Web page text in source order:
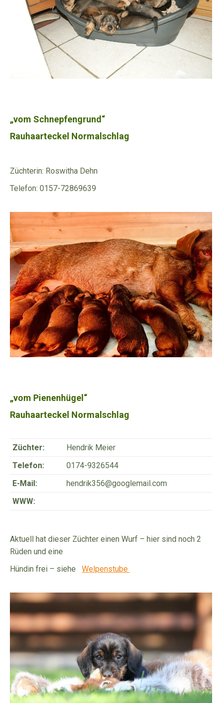
„vom Schnepfengrund“
Rauhaarteckel Normalschlag
Züchterin: Roswitha Dehn
Telefon: 0157-72869639
„vom Pienenhügel“
Rauhaarteckel Normalschlag
Züchter:
Hendrik Meier
Telefon:
0174-9326544
E-Mail:
hendrik356@googlemail.com
WWW:
Aktuell hat dieser Züchter einen Wurf – hier sind noch 2
Rüden und eine
Hündin frei – siehe Welpenstube